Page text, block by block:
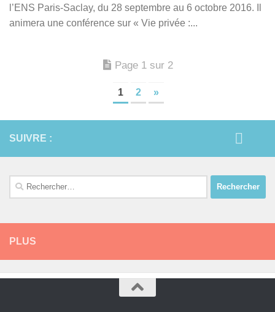
l’ENS Paris-Saclay, du 28 septembre au 6 octobre 2016. Il
animera une conférence sur « Vie privée :...
Page 1 sur 2
1 2 »
SUIVRE :
Rechercher :
PLUS